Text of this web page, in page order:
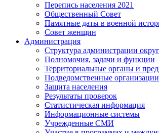
Перепись населения 2021
Общественный Совет
Памятные даты в военной
Совет женщин
Администрация
Структура администрации
Полномочия, задачи и функции
Территориальные органы и
Подведомственные организации
Защита населения
Результаты проверок
Статистическая информация
Информационные системы
Учрежденные СМИ